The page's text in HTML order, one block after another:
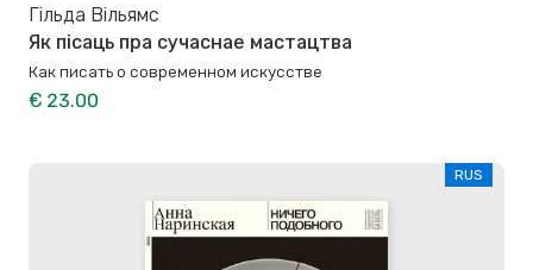
Гільда Вільямс
Як пісаць пра сучаснае мастацтва
Как писать о современном искусстве
€ 23.00
RUS